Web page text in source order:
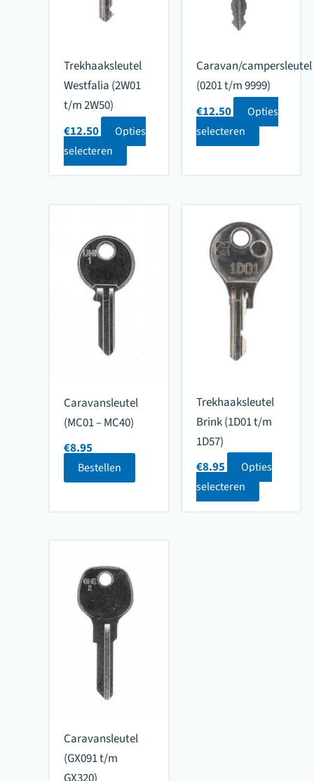
Trekhaaksleutel
Westfalia (2W01
t/m 2W50)
€12.50
Opties
selecteren
Caravan/campersleutel
(0201 t/m 9999)
€12.50
Opties
selecteren
Caravansleutel
(MC01 – MC40)
€8.95
Bestellen
Trekhaaksleutel
Brink (1D01 t/m
1D57)
€8.95
Opties
selecteren
Caravansleutel
(GX091 t/m